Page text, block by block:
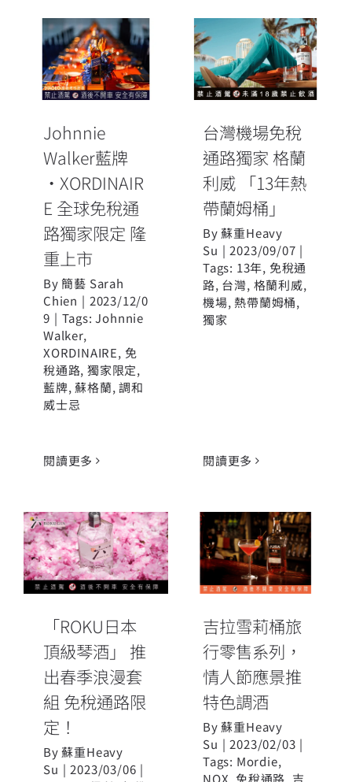
Johnnie
Walker藍牌
·XORDINAIRE
全球免稅通路
上市
Johnnie
Walker藍牌
·XORDINAIR
E 全球免稅通
路獨家限定 隆
重上市
By簡藝 Sarah
Chien | 2023/12/0
9 | Tags:Johnnie
Walker,
XORDINAIRE, 免
稅通路,獨家限定,
藍牌,蘇格蘭,調和
威士忌
閱讀更多
台灣機場免稅
通路獨家 格蘭
利威 「13年熱
台灣機場免稅
通路獨家 格蘭
利威 「13年熱
帶蘭姆桶」
By蘇重Heavy
Su | 2023/09/07 |
Tags: 13年, 免稅通
路, 台灣, 格蘭利威,
機場, 熱帶蘭姆桶,
獨家
閱讀更多
「ROKU日本
頂級琴酒」 推
出春季浪漫套
組 免稅通路限
定！
「ROKU日本
頂級琴酒」 推
出春季浪漫套
組 免稅通路限
定！
By蘇重Heavy
Su | 2023/03/06 |
吉拉雪莉桶旅
行零售系列，
情人節應景推
吉拉雪莉桶旅
行零售系列，
情人節應景推
特色調酒
By蘇重Heavy
Su | 2023/02/03 |
Tags: Mordie,
NOX 免稅通路 吉